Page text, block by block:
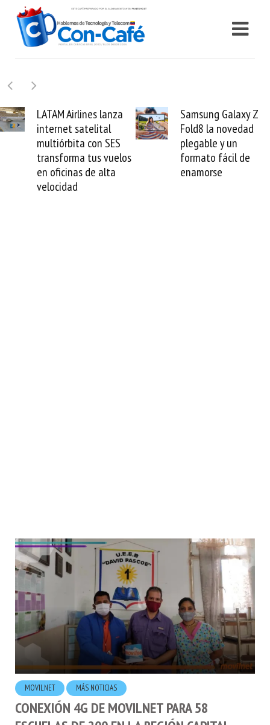
Samsung Galaxy Z
Fold8 la novedad
plegable y un
formato fácil de
enamorse
Cashea levanta 100
millones de dólares y
valida el crédito del
venezolano ante el
mundo
MOVILNET MÁS NOTICIAS
CONEXIÓN 4G DE MOVILNET PARA 58
ESCUELAS DE 200 EN LA REGIÓN CAPITAL